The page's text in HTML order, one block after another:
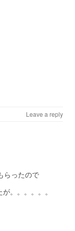
Leave a reply
らったので
。。。。。。